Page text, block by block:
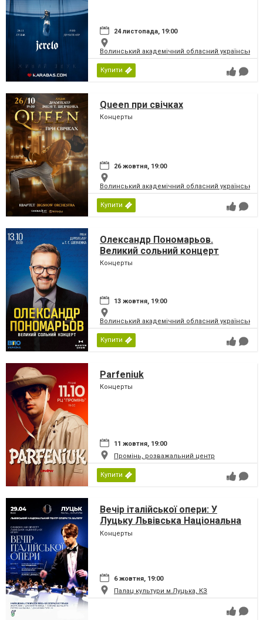
24 листопада, 19:00
Волинський академічний обласний
Купити
Queen при свічках
Концерты
26 жовтня, 19:00
Волинський академічний обласний
Купити
Олександр Пономарьов.
Великий сольний концерт
Концерты
13 жовтня, 19:00
Волинський академічний обласний
Купити
Parfeniuk
Концерты
11 жовтня, 19:00
Промінь, розважальний центр
Купити
Вечір італійської опери: У
Луцьку Львівська Національна
Опера!
Концерты
6 жовтня, 19:00
Палац культури м.Луцька, КЗ